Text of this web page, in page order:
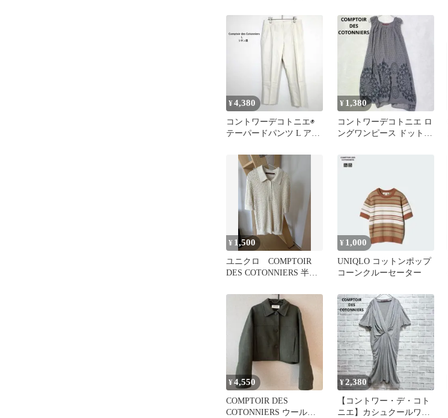
系
¥4,380
コントワーデコトニエ◉
テーパードパンツ L アイ
¥ 1,380
コントワーデコトニエ ロ
ングワンピース ドット柄
柄
¥ 1,500
ユニクロ COMPTOIR
DES COTONNIERS 半袖
¥ 1,000
UNIQLO コットンポップ
コーンクルーセーター
¥4,550
COMPTOIR DES
COTONNIERS ウール混
¥2,380
【コントワー・デ・コト
ニエ】カシュクールワン